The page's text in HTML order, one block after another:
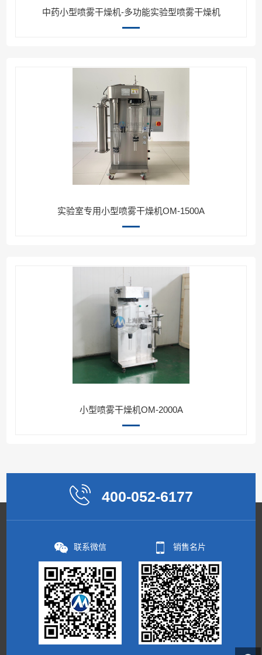
中药小型喷雾干燥机-多功能实验型喷雾干燥机
实验室专用小型喷雾干燥机OM-1500A
小型喷雾干燥机OM-2000A
400-052-6177
联系微信 销售名片